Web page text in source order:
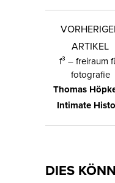
ARTIKEL
f³ – freiraum
fotografie
Thomas
Intimate
DIES